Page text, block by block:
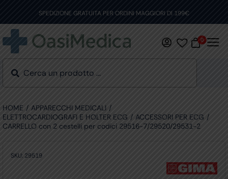
content
SPEDIZIONE GRATUITA PER ORDINI MAGGIORI DI 199€
0
HOME
APPARECCHI MEDICALI
ELETTROCARDIOGRAFI E HOLTER ECG
ACCESSORI PER ECG
CARRELLO con 2 cestelli per codici 29516-7/29520/29531-2
SKU: 29519